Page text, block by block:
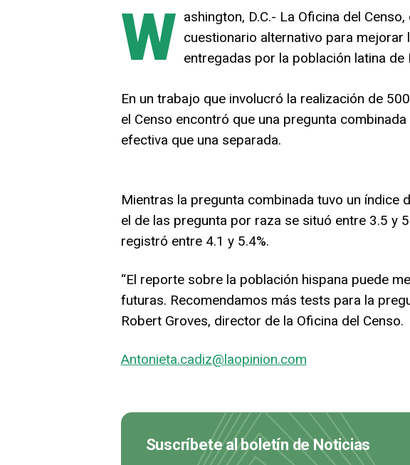
W ashington, D.C.- La Oficina del
cuestionario alternativo para mejorar
entregadas por la población latina de
En un trabajo que involucró la realización de
el Censo encontró que una pregunta
efectiva que una separada.
Mientras la pregunta combinada tuvo un índice
el de las pregunta por raza se situó entre 3.5 y
registró entre 4.1 y 5.4%.
“El reporte sobre la población hispana puede
futuras. Recomendamos más tests para la
Robert Groves, director de la Oficina del Censo.
Antonieta.cadiz@laopinion.com
Suscríbete al boletín de Noticias